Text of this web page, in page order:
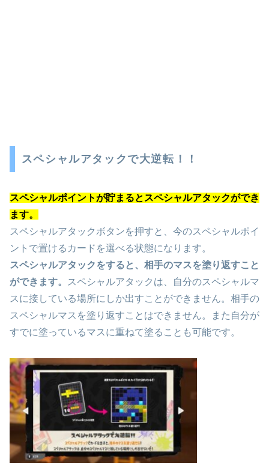
スペシャルアタックで大逆転！！
スペシャルポイントが貯まるとスペシャルアタックができ
ます。
スペシャルアタックボタンを押すと、今のスペシャルポイ
ントで置けるカードを選べる状態になります。
スペシャルアタックをすると、相手のマスを塗り返すこと
ができます。
スペシャルアタックは、自分のスペシャルマ
スに接している場所にしか出すことができません。相手の
スペシャルマスを塗り返すことはできません。また自分が
すでに塗っているマスに重ねて塗ることも可能です。